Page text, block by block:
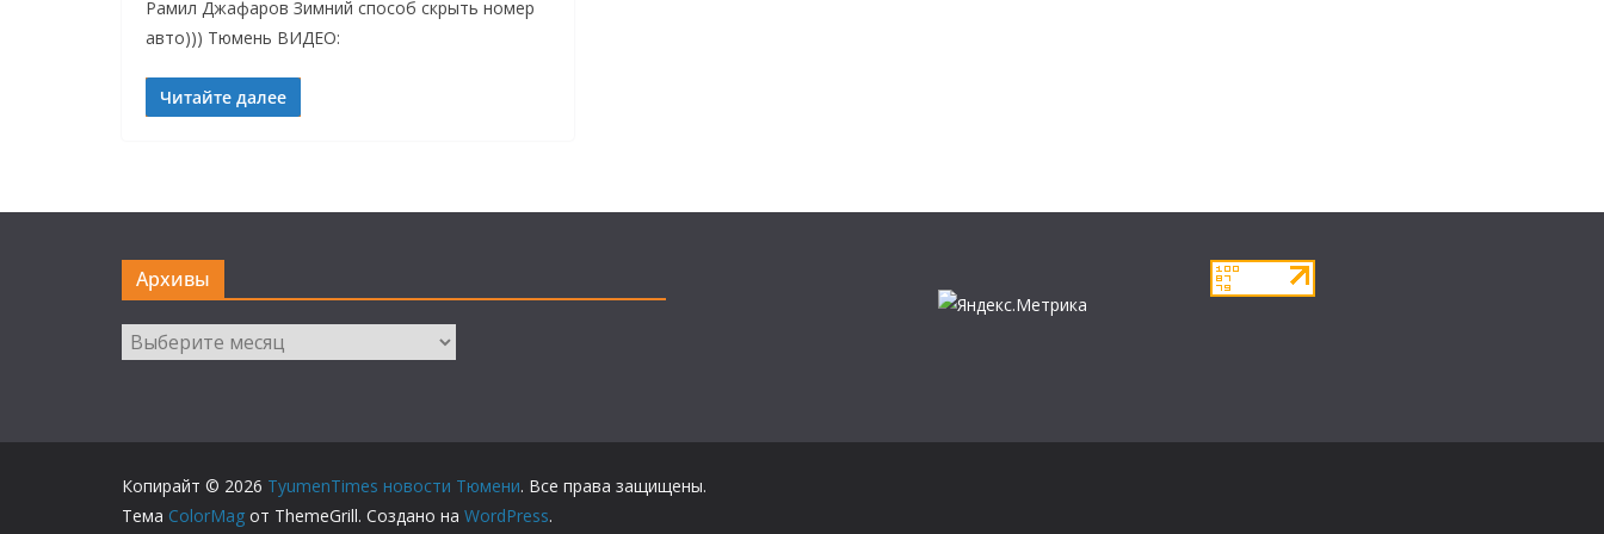
Рамил Джафаров Зимний способ скрыть номер
авто))) Тюмень ВИДЕО:
Читайте далее
Архивы
Архивы
Копирайт © 2026 TyumenTimes новости Тюмени. Все права защищены.
Тема ColorMag от ThemeGrill. Создано на WordPress.